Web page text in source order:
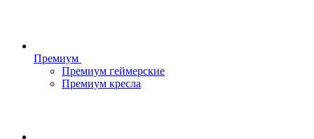
Премиум
Премиум геймерские
Премиум кресла